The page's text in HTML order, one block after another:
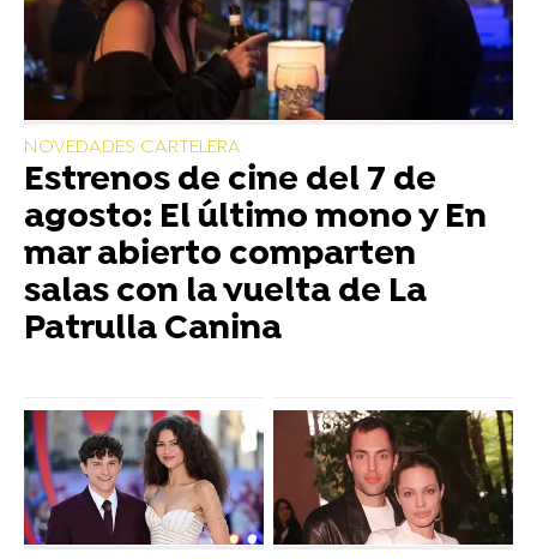
NOVEDADES CARTELERA
Estrenos de cine del 7 de
agosto: El último mono y En
mar abierto comparten
salas con la vuelta de La
Patrulla Canina